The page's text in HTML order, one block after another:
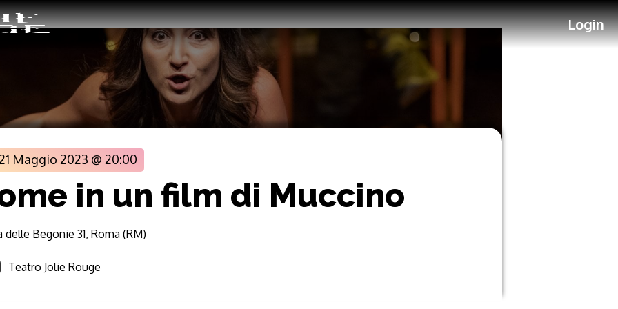
Login
Maggio 2023 @ 20:00
in un film di Muccino
delle Begonie 31, Roma (RM)
Teatro Jolie Rouge